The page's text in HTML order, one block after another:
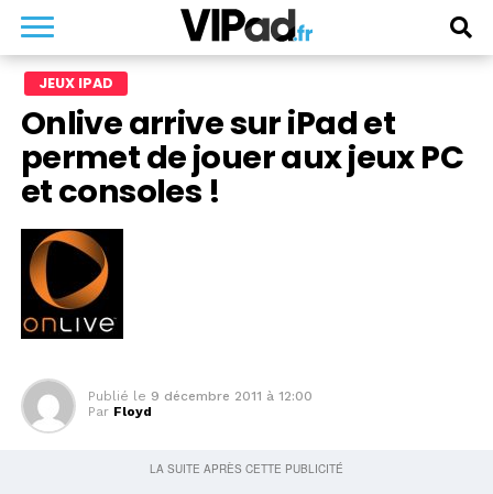
JEUX IPAD
Onlive arrive sur iPad et
permet de jouer aux jeux PC
et consoles !
Publié le 9 décembre 2011 à 12:00
Par Floyd